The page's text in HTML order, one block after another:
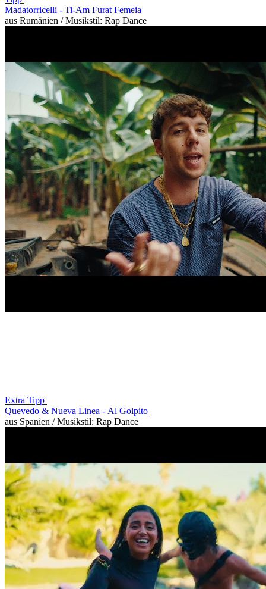
Madatorricelli - Ti-Am Furat Femeia
aus Rumänien / Musikstil: Rap Dance
Extra Tipp
Quevedo & Nueva Linea - Al Golpito
aus Spanien / Musikstil: Rap Dance